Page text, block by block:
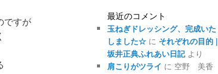
ですが
最近のコメント
玉ねぎドレッシング、完成いた
しました☆ に それぞれの目的 |
坂井正典ふれあい日記より
肩こりがツライ に 空野 美香